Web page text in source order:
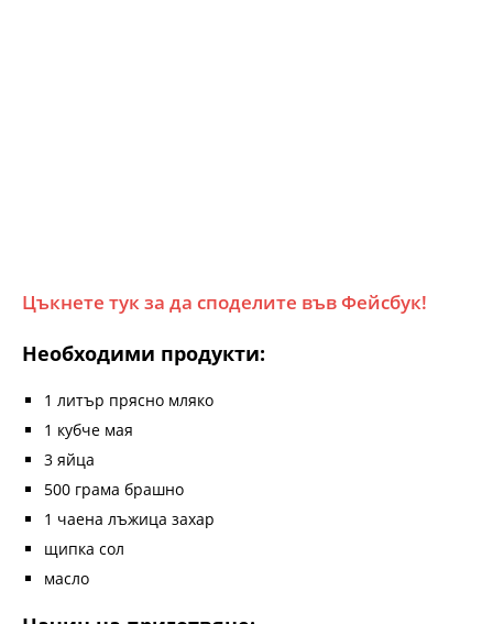
Цъкнете тук за да споделите във Фейсбук!
Необходими продукти:
1 литър прясно мляко
1 кубче мая
3 яйца
500 грама брашно
1 чаена лъжица захар
щипка сол
масло